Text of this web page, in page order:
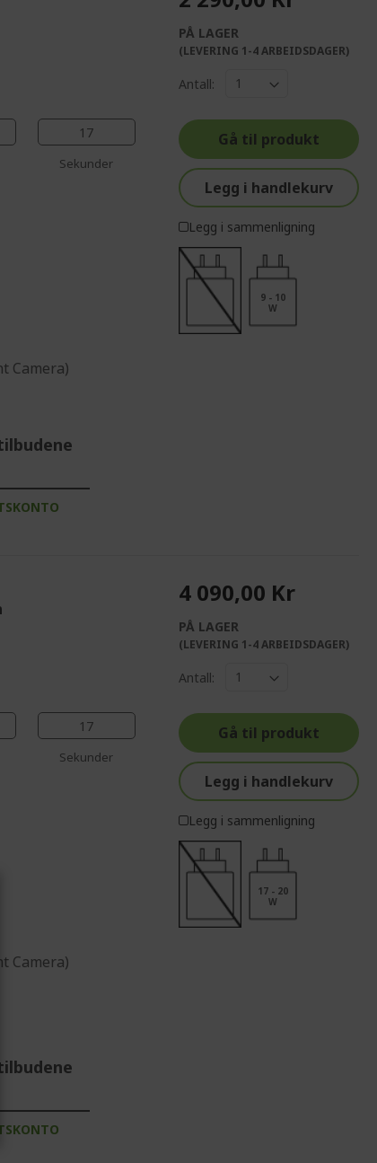
16
Sekunder
Camera)
PÅ LAGER
(LEVERING 1-4 ARBEIDSDAGER)
Antall:
Gå til produkt
Legg i handlekurv
Legg i sammenligning
9 - 10
W
16
Sekunder
Camera)
4 090,00 Kr
PÅ LAGER
(LEVERING 1-4 ARBEIDSDAGER)
Antall:
Gå til produkt
Legg i handlekurv
Legg i sammenligning
17 - 20
W